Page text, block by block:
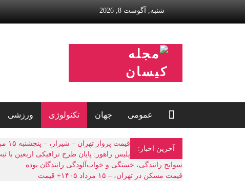
شنبه, آگوست 8, 2026
مجله
کیسان
مجله
عمومی
جهان تکنولوژی ورزشی
آخرین اخبار:
قیمت پرواز تهران – شیراز، – پنجشنبه ۱۵ مرداد ۱۴۰۵
سوانح رانندگی، خستگی و خواب‌آلودگی رانندگان بوده
قیمت مسکن در تهران، – ۱۵ مرداد ۱۴۰۵+ قیمت